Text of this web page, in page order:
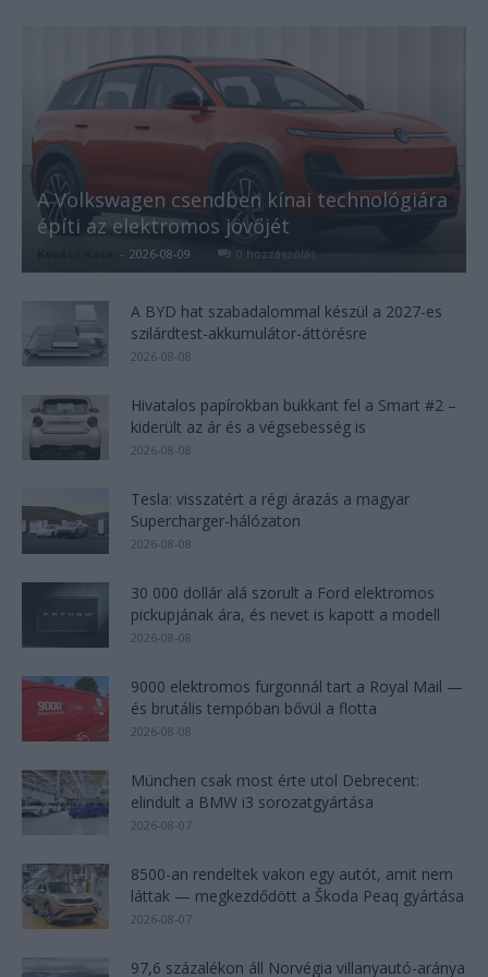
A Volkswagen csendben kínai technológiára
építi az elektromos jövőjét
- 2026-08-09 0 hozzászólás
A BYD hat szabadalommal készül a 2027-es
szilárdtest-akkumulátor-áttörésre
2026-08-08
Hivatalos papírokban bukkant fel a Smart #2 –
kiderült az ár és a végsebesség is
2026-08-08
Tesla: visszatért a régi árazás a magyar
Supercharger-hálózaton
2026-08-08
30 000 dollár alá szorult a Ford elektromos
pickupjának ára, és nevet is kapott a modell
2026-08-08
9000 elektromos furgonnál tart a Royal Mail —
és brutális tempóban bővül a flotta
2026-08-08
München csak most érte utol Debrecent:
elindult a BMW i3 sorozatgyártása
2026-08-07
8500-an rendeltek vakon egy autót, amit nem
láttak — megkezdődött a Škoda Peaq gyártása
2026-08-07
97,6 százalékon áll Norvégia villanyautó-aránya